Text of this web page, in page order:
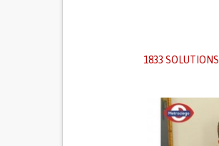
1833 SOLUTIONS